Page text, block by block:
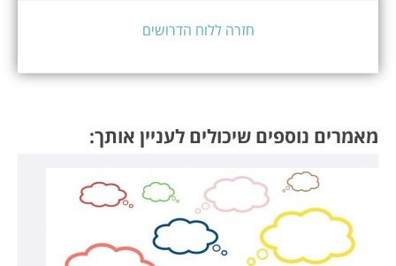
חזרה ללוח הדרושים
מאמרים נוספים שיכולים לעניין אותך: